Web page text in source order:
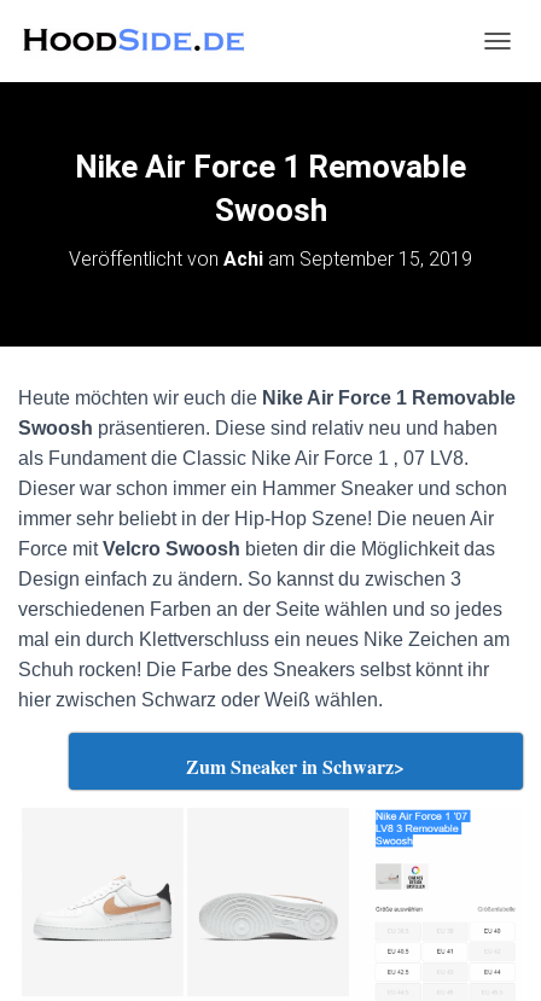
A
A
N
Nike Air Force 1 Removable
Swoosh
Veröffentlicht von Achi am September 15, 2019
Heute möchten wir euch die Nike Air Force 1 Removable
Swoosh präsentieren. Diese sind relativ neu und haben
als Fundament die Classic Nike Air Force 1 ‚ 07 LV8.
Dieser war schon immer ein Hammer Sneaker und schon
immer sehr beliebt in der Hip-Hop Szene! Die neuen Air
Force mitVelcro Swoosh bieten dir die Möglichkeit das
Design einfach zu ändern. So kannst du zwischen 3
verschiedenen Farben an der Seite wählen und so jedes
mal ein durch Klettverschluss ein neues Nike Zeichen am
Schuh rocken! Die Farbe des Sneakers selbst könnt ihr
hier zwischen Schwarz oder Weiß wählen.
Zum Sneaker in Schwarz>